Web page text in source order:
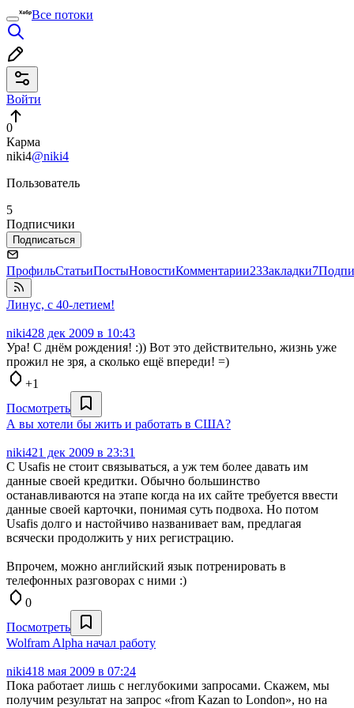
Все потоки
Войти
0
Карма
niki4@niki4
Пользователь
5
Подписчики
Подписаться
ПрофильСтатьиПостыНовостиКомментарии23Закладки7
Линус, с 40-летием!
niki428 дек 2009 в 10:43
Ура! С днём рождения! :)) Вот это действительно, жизнь уже
прожил не зря, а сколько ещё впереди! =)
+1
Посмотреть
А вы хотели бы жить и работать в США?
niki421 дек 2009 в 23:31
С Usafis не стоит связываться, а уж тем более давать им
данные своей кредитки. Обычно большинство
останавливаются на этапе когда на их сайте требуется ввести
данные своей карточки, понимая суть подвоха. Но потом
Usafis долго и настойчиво названивает вам, предлагая
всячески продолжить у них регистрацию.
Впрочем, можно английский язык потренировать в
телефонных разговорах с ними :)
0
Посмотреть
Wolfram Alpha начал работу
niki418 мая 2009 в 07:24
Пока работает лишь с неглубокими запросами. Скажем, мы
получим результат на запрос «from Kazan to London», но на